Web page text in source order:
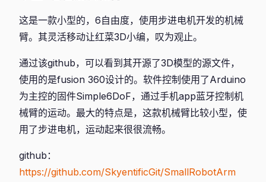
这是一款小型的，6自由度，使用步进电机开发的机械
臂。其灵活移动让红菜3D小编，叹为观止。
通过该github，可以看到其开源了3D模型的源文件，
使用的是fusion 360设计的。软件控制使用了Arduino
为主控的固件Simple6DoF，通过手机app蓝牙控制机
械臂的运动。最大的特点是，这款机械臂比较小型，使
用了步进电机，运动起来很很流畅。
github：
https://github.com/SkyentificGit/SmallRobotArm